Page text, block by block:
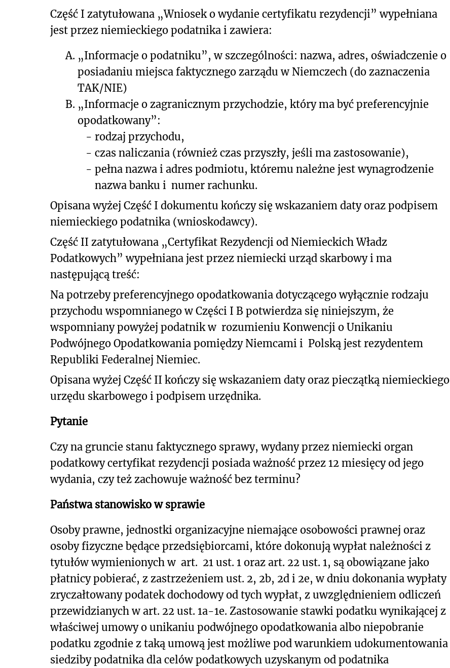
Część I zatytułowana „Wniosek o wydanie certyfikatu rezydencji” wypełniana
jest przez niemieckiego podatnika i zawiera:
A. „Informacje o podatniku”, w szczególności: nazwa, adres, oświadczenie o
posiadaniu miejsca faktycznego zarządu w Niemczech (do zaznaczenia
TAK/NIE)
B. „Informacje o zagranicznym przychodzie, który ma być preferencyjnie
opodatkowany”:
- rodzaj przychodu,
- czas naliczania (również czas przyszły, jeśli ma zastosowanie),
- pełna nazwa i adres podmiotu, któremu należne jest wynagrodzenie
nazwa banku i numer rachunku.
Opisana wyżej Część I dokumentu kończy się wskazaniem daty oraz podpisem
niemieckiego podatnika (wnioskodawcy).
Część II zatytułowana „Certyfikat Rezydencji od Niemieckich Władz
Podatkowych” wypełniana jest przez niemiecki urząd skarbowy i ma
następującą treść:
Na potrzeby preferencyjnego opodatkowania dotyczącego wyłącznie rodzaju
przychodu wspomnianego w Części I B potwierdza się niniejszym, że
wspomniany powyżej podatnik w rozumieniu Konwencji o Unikaniu
Podwójnego Opodatkowania pomiędzy Niemcami i Polską jest rezydentem
Republiki Federalnej Niemiec.
Opisana wyżej Część II kończy się wskazaniem daty oraz pieczątką niemieckiego
urzędu skarbowego i podpisem urzędnika.
Pytanie
Czy na gruncie stanu faktycznego sprawy, wydany przez niemiecki organ
podatkowy certyfikat rezydencji posiada ważność przez 12 miesięcy od jego
wydania, czy też zachowuje ważność bez terminu?
Państwa stanowisko w sprawie
Osoby prawne, jednostki organizacyjne niemające osobowości prawnej oraz
osoby fizyczne będące przedsiębiorcami, które dokonują wypłat należności z
tytułów wymienionych w art. 21 ust. 1 oraz art. 22 ust. 1, są obowiązane jako
płatnicy pobierać, z zastrzeżeniem ust. 2, 2b, 2d i 2e, w dniu dokonania wypłaty
zryczałtowany podatek dochodowy od tych wypłat, z uwzględnieniem odliczeń
przewidzianych w art. 22 ust. 1a-1e. Zastosowanie stawki podatku wynikającej z
właściwej umowy o unikaniu podwójnego opodatkowania albo niepobranie
podatku zgodnie z taką umową jest możliwe pod warunkiem udokumentowania
siedziby podatnika dla celów podatkowych uzyskanym od podatnika